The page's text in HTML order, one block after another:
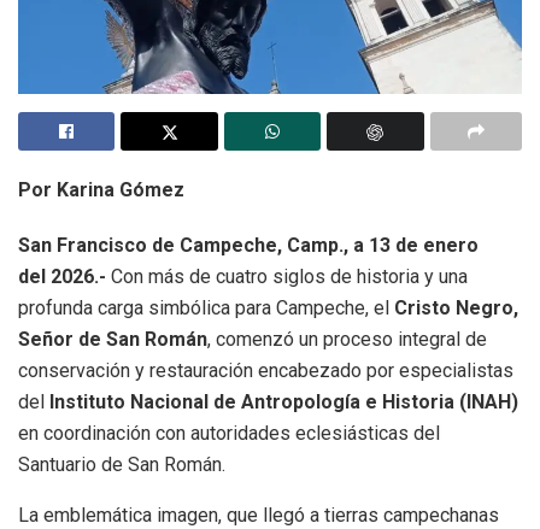
Por Karina Gómez
San Francisco de Campeche, Camp., a 13 de enero
del 2026.- Con más de cuatro siglos de historia y una
profunda carga simbólica para Campeche, el Cristo Negro,
Señor de San Román, comenzó un proceso integral de
conservación y restauración encabezado por especialistas
del Instituto Nacional de Antropología e Historia (INAH)
en coordinación con autoridades eclesiásticas del
Santuario de San Román.
La emblemática imagen, que llegó a tierras campechanas